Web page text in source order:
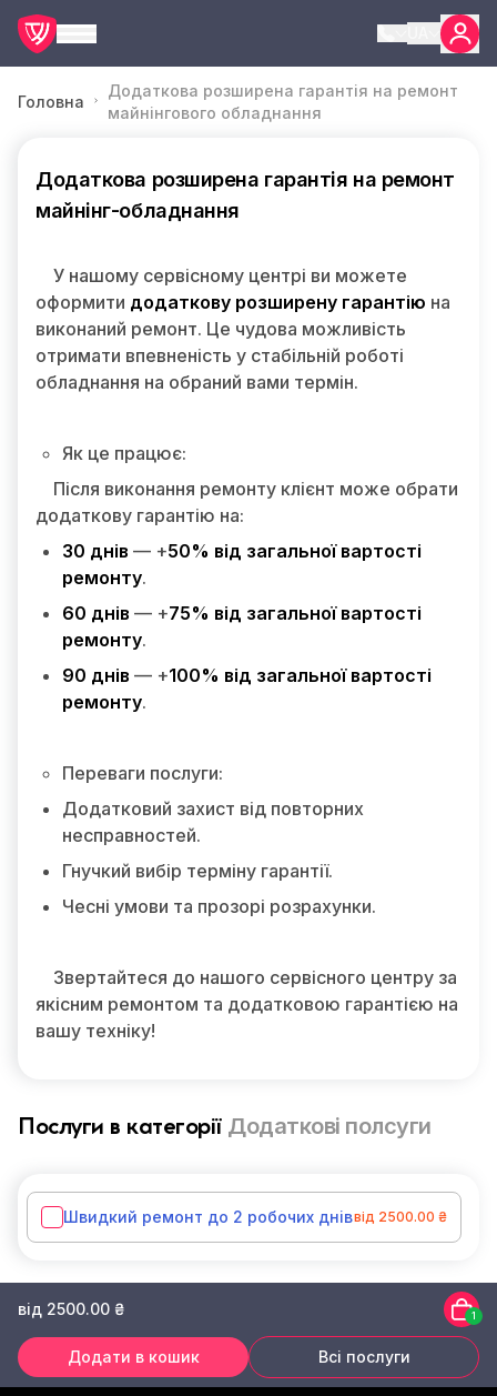
Головна
Додаткова розширена гарантія на ремонт
майнінгового обладнання
Додаткова розширена гарантія на ремонт
майнінг-обладнання
У нашому сервісному центрі ви можете
оформити додаткову розширену гарантію на
виконаний ремонт. Це чудова можливість
отримати впевненість у стабільній роботі
обладнання на обраний вами термін.
Як це працює:
Після виконання ремонту клієнт може обрати
додаткову гарантію на:
30 днів — +50% від загальної вартості
ремонту.
60 днів — +75% від загальної вартості
ремонту.
90 днів — +100% від загальної вартості
ремонту.
Переваги послуги:
Додатковий захист від повторних
несправностей.
Гнучкий вибір терміну гарантії.
Чесні умови та прозорі розрахунки.
Звертайтеся до нашого сервісного центру за
якісним ремонтом та додатковою гарантією на
вашу техніку!
Послуги в категорії Додаткові полсуги
Швидкий ремонт до 2 робочих дніввід 2500.00 ₴
від 2500.00 ₴ 1
Додати в кошик Всі послуги